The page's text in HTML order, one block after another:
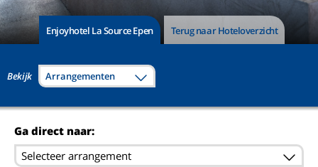
Enjoyhotel La Source Epen Terug naar Hoteloverzicht
Bekijk Arrangementen
Ga direct naar:
Selecteer arrangement